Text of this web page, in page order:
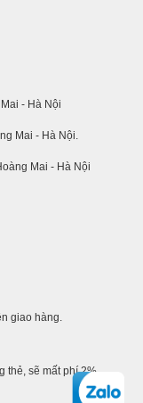
- Hà Nội
Mai - Hà Nội.
Mai - Hà Nội
giao hàng.
thẻ, sẽ mất phí 2%